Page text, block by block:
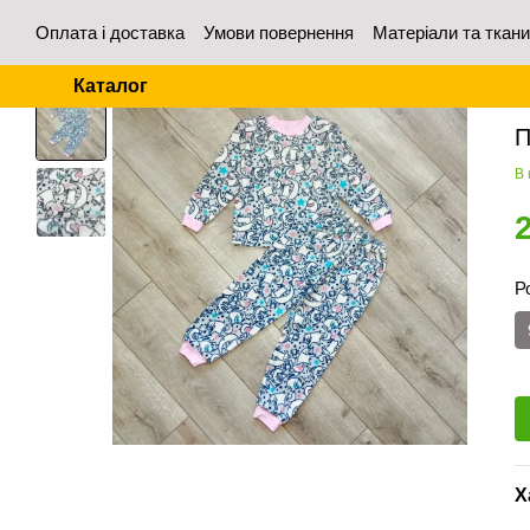
Оплата і доставка Умови повернення
Матеріали та
Каталог
В